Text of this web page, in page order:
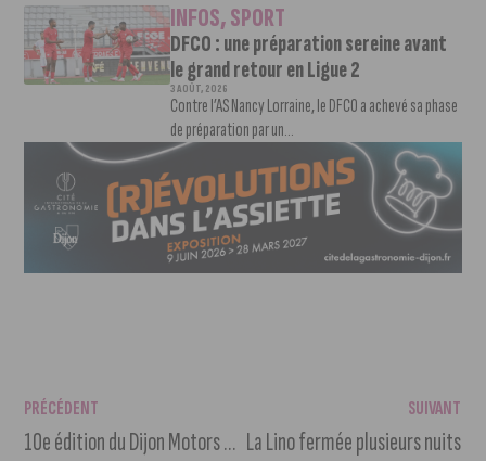
INFOS,SPORT
DFCO : une préparation sereine avant
le grand retour en Ligue 2
3 AOÛT, 2026
Contre l’AS Nancy Lorraine, le DFCO a achevé sa phase
de préparation par un...
PRÉCÉDENT
10e édition du Dijon Motors Cup au circuit Dijon-Prenois
SUIVANT
La Lino fermée plusieurs nuits